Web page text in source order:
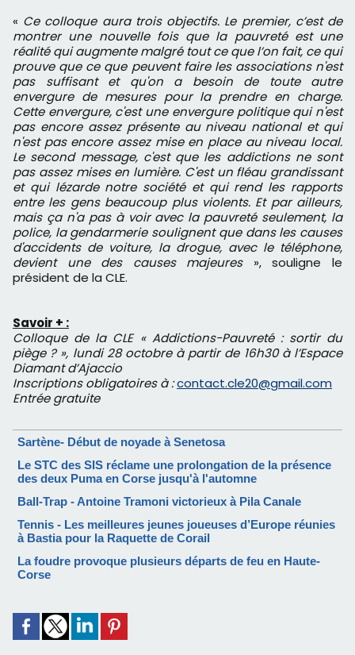
« Ce colloque aura trois objectifs. Le premier, c’est de
montrer une nouvelle fois que la pauvreté est une
réalité qui augmente malgré tout ce que l’on fait, ce qui
prouve que ce que peuvent faire les associations n'est
pas suffisant et qu'on a besoin de toute autre
envergure de mesures pour la prendre en charge.
Cette envergure, c'est une envergure politique qui n'est
pas encore assez présente au niveau national et qui
n'est pas encore assez mise en place au niveau local.
Le second message, c'est que les addictions ne sont
pas assez mises en lumière. C'est un fléau grandissant
et qui lézarde notre société et qui rend les rapports
entre les gens beaucoup plus violents. Et par ailleurs,
mais ça n'a pas à voir avec la pauvreté seulement, la
police, la gendarmerie soulignent que dans les causes
d'accidents de voiture, la drogue, avec le téléphone,
devient une des causes majeures», souligne le
président de la CLE.
Savoir + :
Colloque de la CLE « Addictions-Pauvreté : sortir du
piège ? », lundi 28 octobre à partir de 16h30 à l’Espace
Diamant d’Ajaccio
Inscriptions obligatoires à :contact.cle20@gmail.com
Entrée gratuite
Sartène- Début de noyade à Senetosa
Le STC des SIS réclame une prolongation de la présence
des deux Puma en Corse jusqu'à l'automne
Ball-Trap - Antoine Tramoni victorieux à Pila Canale
Tennis - Les meilleures jeunes joueuses d’Europe réunies
à Bastia pour la Raquette de Corail
La foudre provoque plusieurs départs de feu en Haute-
Corse